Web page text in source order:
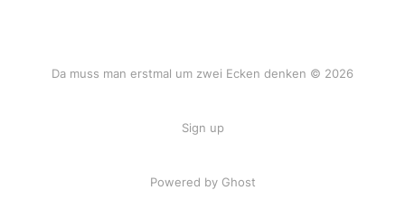
Da muss man erstmal um zwei Ecken denken © 2026
Sign up
Powered by Ghost